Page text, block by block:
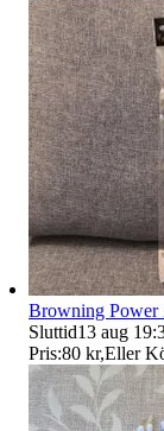
Browning Power
Sluttid13 aug
Pris:80 kr,Eller